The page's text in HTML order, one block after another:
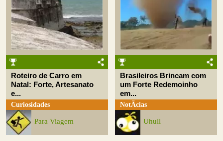
Roteiro de Carro em
Natal: Forte, Artesanato
e...
Curiosidades
Para Viagem
Brasileiros Brincam com
um Forte Redemoinho
em...
NotÃ­cias
Uhull